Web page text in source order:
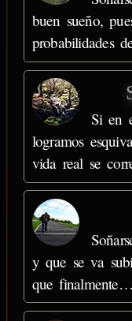
buen sueño,
probabilidades
Si en
logramos
vida real se
y que se va
que finalmente…